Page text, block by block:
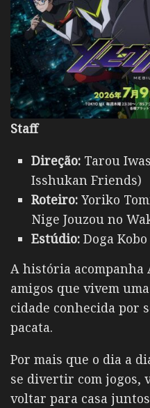
Staff
Direção: Tarou
Isshukan Friends)
Roteiro: Yoriko
Nige Jouzou no
Estúdio: Doga
A história acompanha
amigos que vivem
cidade conhecida por
pacata.
Por mais que o dia a
se divertir com jogos,
voltar para casa